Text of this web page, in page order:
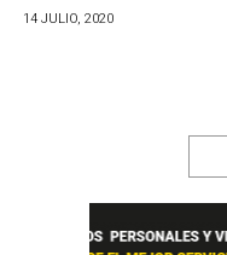
14 JULIO, 2020